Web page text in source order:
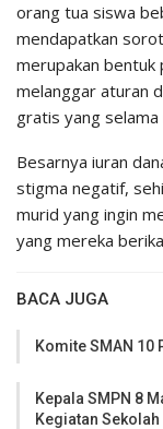
orang tua siswa
mendapatkan
merupakan bentuk
melanggar aturan
gratis yang
Besarnya iuran
stigma negatif,
murid yang ingin
yang mereka
BACA JUGA
Komite SMAN 10
Kepala SMPN 8
Kegiatan Sekolah